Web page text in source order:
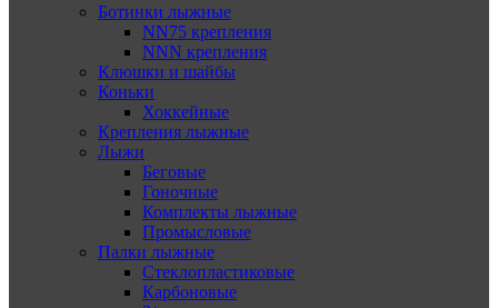
Ботинки лыжные
NN75 крепления
NNN крепления
Клюшки и шайбы
Коньки
Хоккейные
Крепления лыжные
Лыжи
Беговые
Гоночные
Комплекты лыжные
Промысловые
Палки лыжные
Стеклопластиковые
Карбоновые